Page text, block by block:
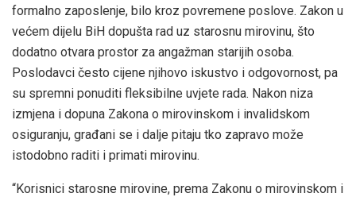
formalno zaposlenje, bilo kroz povremene poslove. Zakon u
većem dijelu BiH dopušta rad uz starosnu mirovinu, što
dodatno otvara prostor za angažman starijih osoba.
Poslodavci često cijene njihovo iskustvo i odgovornost, pa
su spremni ponuditi fleksibilne uvjete rada. Nakon niza
izmjena i dopuna Zakona o mirovinskom i invalidskom
osiguranju, građani se i dalje pitaju tko zapravo može
istodobno raditi i primati mirovinu.
“Korisnici starosne mirovine, prema Zakonu o mirovinskom i